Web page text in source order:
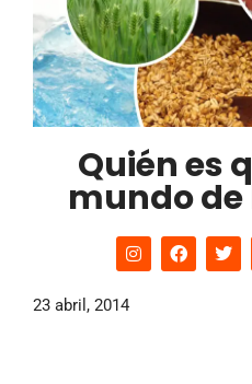
Quién es
mundo de
23 abril, 2014